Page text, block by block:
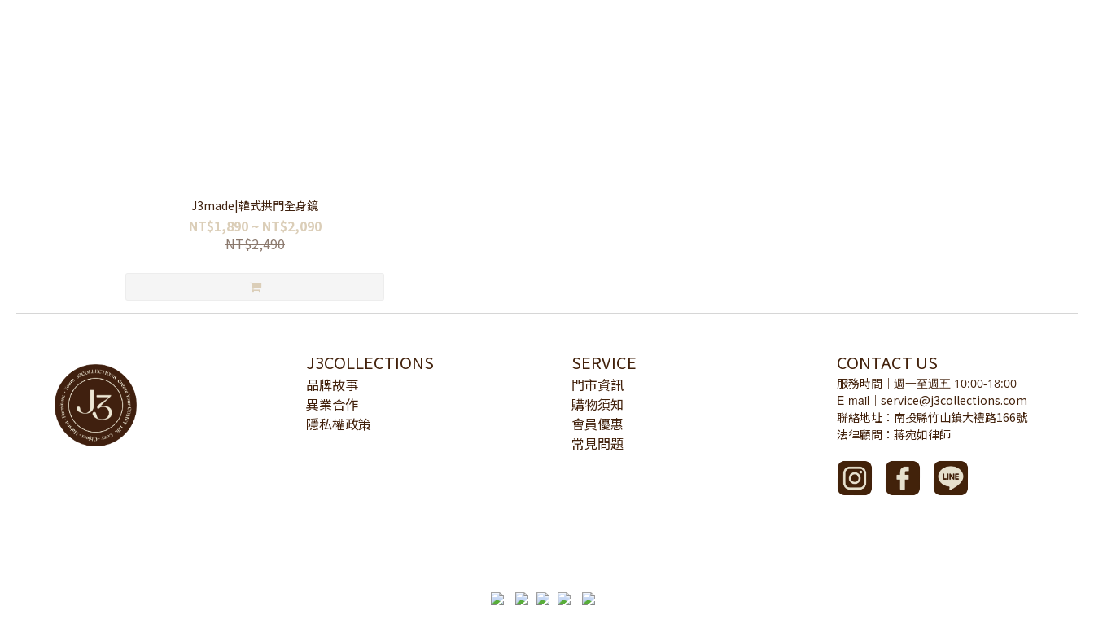
J3made|韓式拱門全身鏡
NT$1,890 ~ NT$2,090
NT$2,490
J3COLLECTIONS
品牌故事
異業合作
隱私權政策
SERVICE
門市資訊
購物須知
會員優惠
常見問題
CONTACT US
服務時間 ｜ 週一至週五 10:00-18:00
E-mail ｜ service@j3collections.com
聯絡地址：南投縣竹山鎮大禮路166號
法律顧問：蔣宛如律師